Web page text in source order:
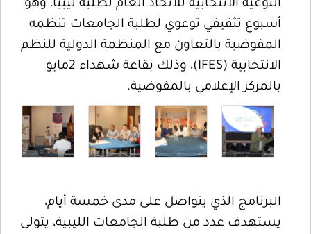
التوعية الانتخابية للاتحاد العام لطلبة ليبيا، وهو
أسبوع تثقيفي توعوي لطلبة الجامعات تنظمه
المفوضية بالتعاون مع المنظمة الدولية للنظم
الانتخابية (IFES)، وذلك بقاعة شهداء 2مايو
بالمركز الإعلامي بالمفوضية.
البرنامج الذي يتواصل على مدى خمسة أيام،
يستهدف عدد من طلبة الجامعات الليبية، يتولى